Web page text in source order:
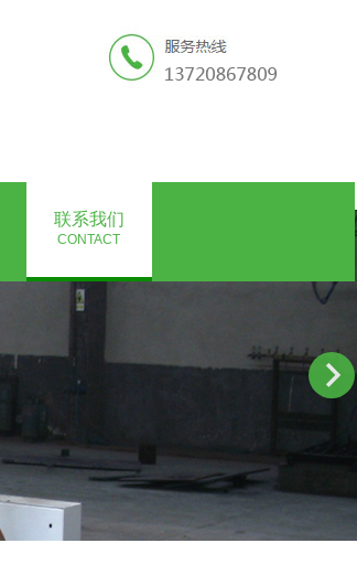
联系我们
CONTACT